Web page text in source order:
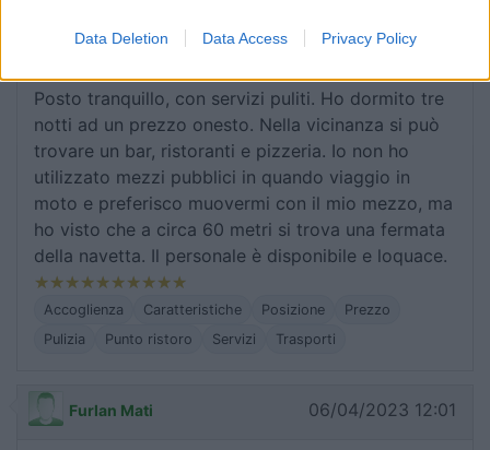
Data Deletion Data Access Privacy Policy
Francesconorchi 06/04/2023 14:15
Posto tranquillo, con servizi puliti. Ho dormito tre
notti ad un prezzo onesto. Nella vicinanza si può
trovare un bar, ristoranti e pizzeria. Io non ho
utilizzato mezzi pubblici in quando viaggio in
moto e preferisco muovermi con il mio mezzo, ma
ho visto che a circa 60 metri si trova una fermata
della navetta. Il personale è disponibile e loquace.
Accoglienza Caratteristiche Posizione
Prezzo
Pulizia
Punto ristoro Servizi Trasporti
Furlan Mati 06/04/2023 12:01